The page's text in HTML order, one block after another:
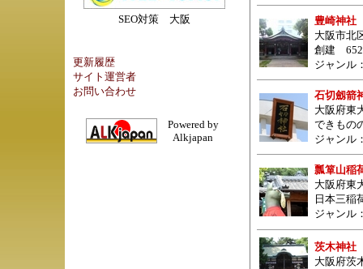
SEO対策 大阪
更新履歴
サイト運営者
お問い合わせ
Powered by
Alkjapan
豊崎神社
大阪市北
創建 652
ジャンル
石切劔箭
大阪府東
できもの
ジャンル
瓢箪山稲
大阪府東
日本三稲
ジャンル
茨木神社
大阪府茨